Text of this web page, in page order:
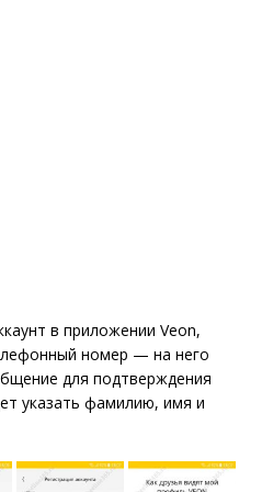
в приложении Veon,
номер — на него
для подтверждения
указать фамилию, имя и